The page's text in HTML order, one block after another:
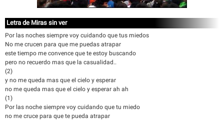
Letra de Miras sin ver
Por las noches siempre voy cuidando que tus miedos
No me crucen para que me puedas atrapar
este tiempo me convence que te estoy buscando
pero no recuerdo mas que la casualidad..
(2)
y no me queda mas que el cielo y esperar
no me queda mas que el cielo y esperar ah ah
(1)
Por las noche siempre voy cuidando que tu miedo
no me cruce para que te pueda atrapar